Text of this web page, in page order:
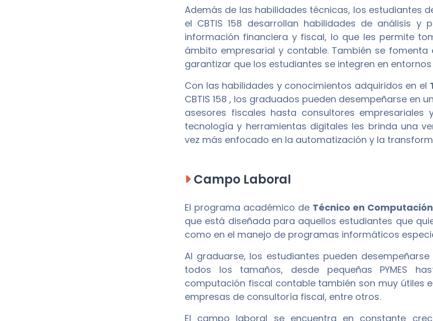
Además de las habilidades técnicas, los estudiantes
el CBTIS 158 desarrollan habilidades de análisis
información financiera y fiscal, lo que les permite
ámbito empresarial y contable. También se
garantizar que los estudiantes se integren en
Con las habilidades y conocimientos adquiridos en el
CBTIS 158 , los graduados pueden desempeñarse en
asesores fiscales hasta consultores empresariales
tecnología y herramientas digitales les brinda una
vez más enfocado en la automatización y la
Campo Laboral
El programa académico de Técnico en
que está diseñada para aquellos estudiantes que
como en el manejo de programas informáticos
Al graduarse, los estudiantes pueden
todos los tamaños, desde pequeñas PYMES
computación fiscal contable también son muy útiles
empresas de consultoría fiscal, entre otros.
El campo laboral se encuentra en constante